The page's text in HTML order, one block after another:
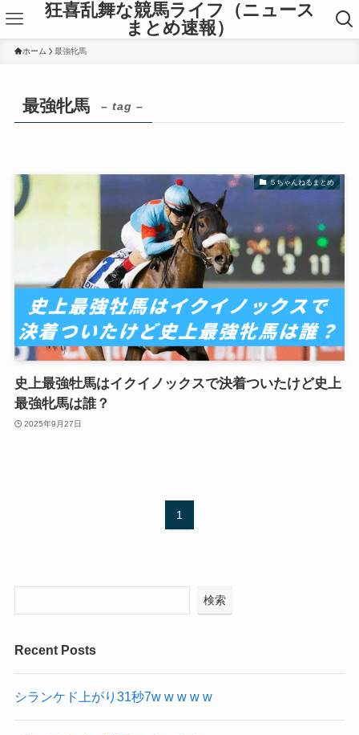
狂喜乱舞な競馬ライフ（ニュース
まとめ速報）
ホーム 最強牝馬
最強牝馬 – tag –
５ちゃんねるまとめ
史上最強牡馬はイクイノックスで決着ついたけど史上
最強牝馬は誰？
2025年9月27日
1
検索
Recent Posts
シランケド上がり31秒7w w w w w